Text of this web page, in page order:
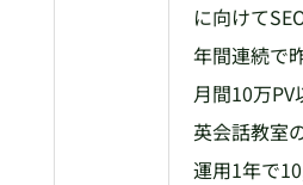
に向けて
年間連続で
月間10万
英会話教室
運用1年で